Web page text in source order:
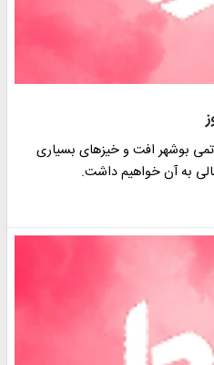
بوشهر افت و خیزهای بسیاری
به آن خواهیم داشت.